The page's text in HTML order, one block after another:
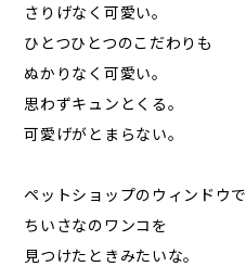
さりげなく可愛い。
ひとつひとつのこだわりも
ぬかりなく可愛い。
思わずキュンとくる。
可愛げがとまらない。
ペットショップのウィンドウで
ちいさなのワンコを
見つけたときみたいな。